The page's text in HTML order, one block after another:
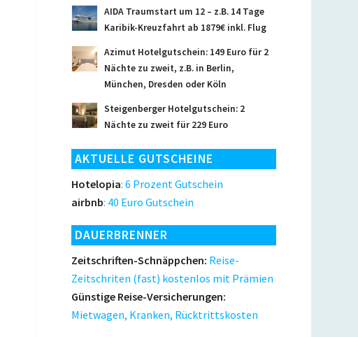
AIDA Traumstart um 12 – z.B. 14 Tage
Karibik-Kreuzfahrt ab 1879€ inkl. Flug
Azimut Hotelgutschein: 149 Euro für 2
Nächte zu zweit, z.B. in Berlin,
München, Dresden oder Köln
Steigenberger Hotelgutschein: 2
Nächte zu zweit für 229 Euro
AKTUELLE GUTSCHEINE
Hotelopia: 6 Prozent Gutschein
airbnb: 40 Euro Gutschein
DAUERBRENNER
Zeitschriften-Schnäppchen: Reise-
Zeitschriten (fast) kostenlos mit Prämien
Günstige Reise-Versicherungen:
Mietwagen, Kranken, Rücktrittskosten